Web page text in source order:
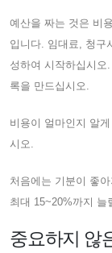
예산을 짜는 것은 비
입니다. 임대료, 청구
성하여 시작하십시
록을 만드십시오.
비용이 얼마인지 알
시오.
처음에는 기분이 좋
최대 15~20%까지 늘
중요하지 않